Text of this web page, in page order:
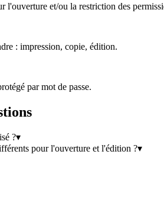
l'ouverture et/ou la restriction des
: impression, copie, édition.
par mot de passe.
?▾
pour l'ouverture et l'édition ?▾